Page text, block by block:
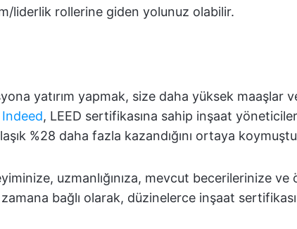
liderlik rollerine giden yolunuz olabilir.
yatırım yapmak, size daha yüksek maaşlar
Indeed, LEED sertifikasına sahip inşaat
%28 daha fazla kazandığını ortaya
uzmanlığınıza, mevcut becerilerinize ve
bağlı olarak, düzinelerce inşaat